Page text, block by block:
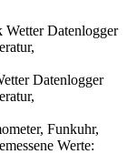
Datenlogger
Funkuhr,
Werte: